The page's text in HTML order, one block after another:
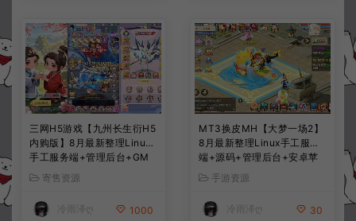
三网H5游戏【九州长生衍H5
内购版】8月最新整理Linux
手工服务端+管理后台+GM
授权后台+简易安卓客户端
+详细搭建教程+视频教程
寄售资源
冷雨泽ღ 1000
MT3换皮MH【大梦一场2】
8月最新整理Linux手工服务
端+源码+管理后台+安卓苹
果双端+详细搭建教程+视频
教程
手游资源
冷雨泽ღ 30